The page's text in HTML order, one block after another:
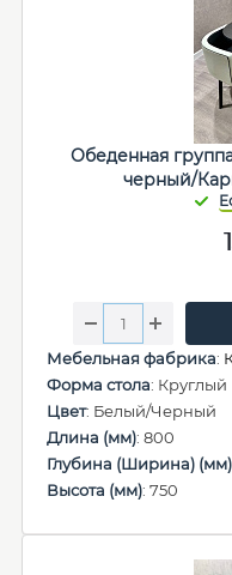
Обеденная
черный/
Мебельная фабрика:
Форма стола: Круглый
Цвет: Белый/Черный
Длина (мм): 800
Глубина (Ширина) (мм)
Высота (мм): 750